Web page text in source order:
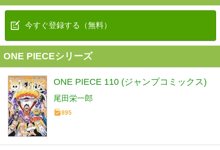
今すぐ登録する（無料）
ONE PIECEシリーズ
ONE PIECE 110 (ジャンプコミックス)
尾田栄一郎
895